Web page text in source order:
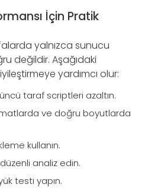
İçin Pratik
yalnızca sunucu
değildir. Aşağıdaki
yardımcı olur:
taraf scriptleri azaltın.
ve doğru boyutlarda
kullanın.
analiz edin.
testi yapın.